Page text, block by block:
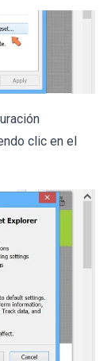
clic en el